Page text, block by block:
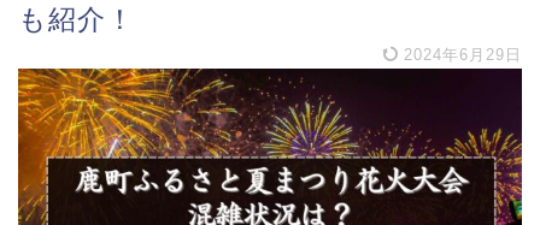
も紹介！
2024年6月29日